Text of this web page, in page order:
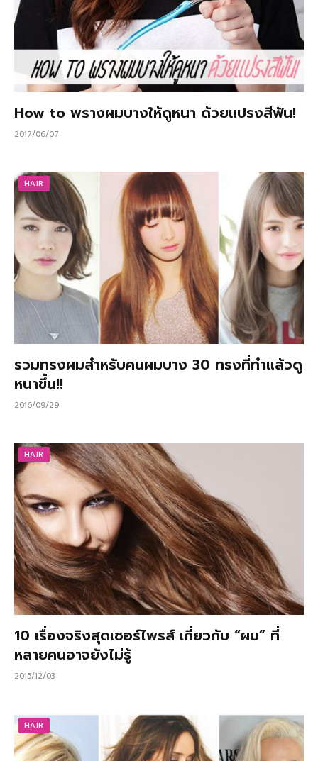
How to พรางผมบางให้ดูหนา ด้วยแปรงสีฟัน!
2017/06/07
HAIR
รวมทรงผมสําหรับคนผมบาง 30 ทรงที่ทำแล้วดู
หนาขึ้น!!
2016/09/29
HAIR
10 เรื่องจริงสุดเซอร์ไพรส์ เกี่ยวกับ “ผม” ที่
หลายคนอาจยังไม่รู้
2015/12/03
HAIR